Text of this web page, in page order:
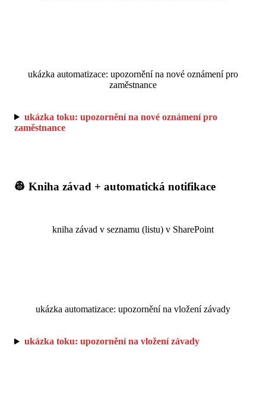
ukázka automatizace: upozornění na nové oznámení pro
zaměstnance
ukázka toku: upozornění na nové oznámení pro
zaměstnance
👷 Kniha závad + automatická notifikace
kniha závad v seznamu (listu) v SharePoint
ukázka automatizace: upozornění na vložení závady
ukázka toku: upozornění na vložení závady